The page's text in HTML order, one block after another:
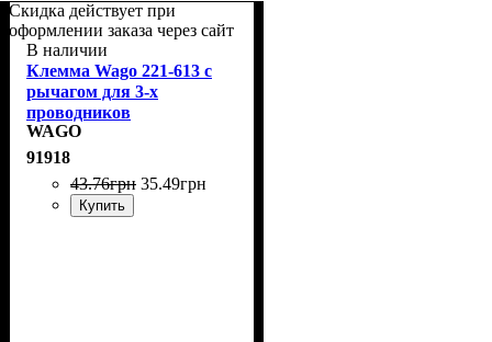
Скидка действует при
оформлении заказа через сайт
В наличии
Клемма Wago 221-613 с
рычагом для 3-х
проводников
WAGO
91918
43.76грн 35.49грн
Купить